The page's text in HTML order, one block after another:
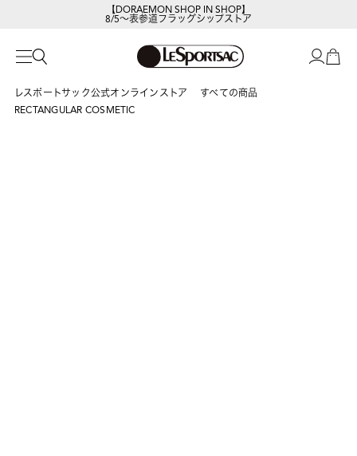
【DORAEMON SHOP IN SHOP】
8/5～表参道フラッグシップストア
レスポートサック公式オンラインストア
すべての商品
RECTANGULAR COSMETIC